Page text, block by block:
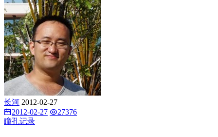
长河 2012-02-27
2012-02-27
27376
瞳孔记录